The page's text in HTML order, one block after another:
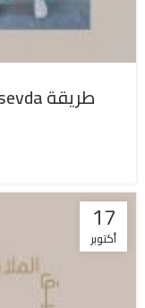
17
أكتوبر